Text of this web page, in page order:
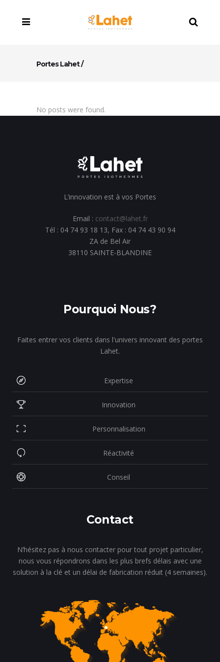
Portes Lahet/
No posts were found.
L’innovation est à vos Portes
Email : contact@lahet.fr
Tél : 04 74 93 18 13, Fax : 04 74 43 90 94
ZA de Bel Air
38110 SAINTE-BLANDINE
Pourquoi Nous?
Faites entrer vos clients dans l'univers innovant des portes
Lahet.
Expertise
Innovation
Personnalisation
Réactivité
Conseil
Contact
N’hésitez pas à nous contacter pour tout projet particulier,
nous vous répondrons dans les plus brefs délais avec une
solution à la clé et un délai de fabrication réduit (4 semaines).